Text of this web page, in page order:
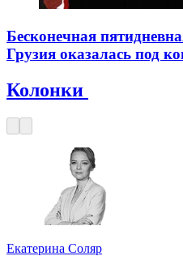
Бесконечная
Грузия оказалась под
Колонки
Екатерина Соляр